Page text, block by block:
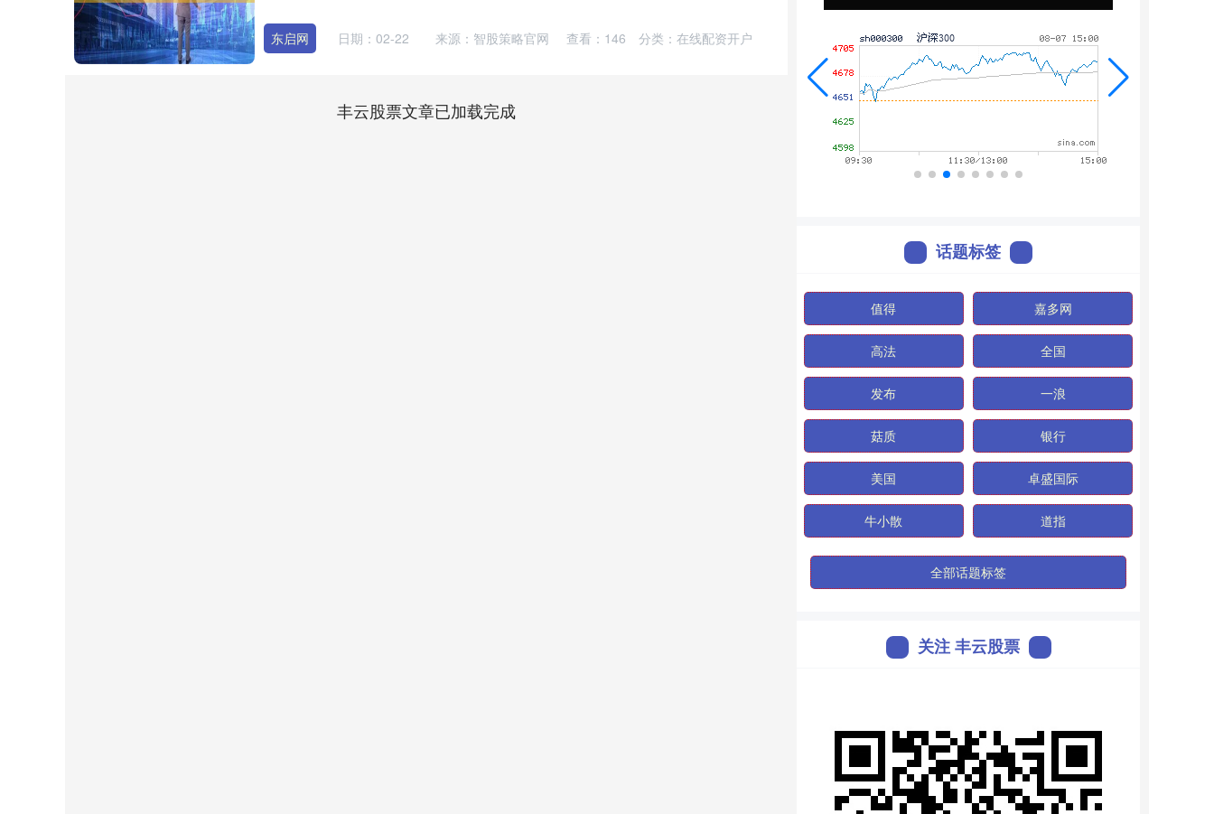
东启网 日期：02-22 来源：智股策略官网 查看： 146 分类： 在线配资开户
丰云股票文章已加载完成
话题标签
值得 嘉多网
高法 全国
发布 一浪
菇质 银行
美国 卓盛国际
牛小散 道指
全部话题标签
关注 丰云股票